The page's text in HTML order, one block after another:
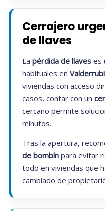
Cerrajero
de llaves
La pérdida de llaveses
habituales en
viviendas con acceso
casos, contar con un
cercano permite
minutos.
Tras la apertura,
de bombínpara evitar
todo en viviendas que
cambiado de